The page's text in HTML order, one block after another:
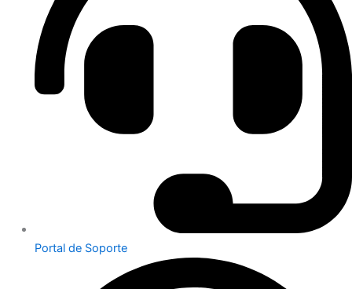
Portal de Soporte